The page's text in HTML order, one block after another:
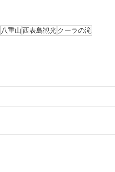
八重山西表島観光クーラの滝